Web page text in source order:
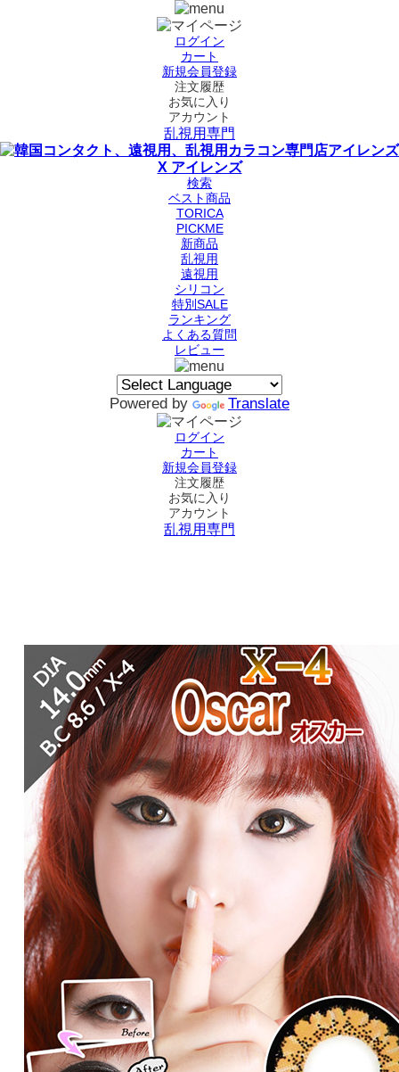
ログイン
カート
新規会員登録
注文履歴
お気に入り
アカウント
乱視用専門
検索
ベスト商品
TORICA
PICKME
新商品
乱視用
遠視用
シリコン
特別SALE
ランキング
よくある質問
レビュー
Powered by Translate
ログイン
カート
新規会員登録
注文履歴
お気に入り
アカウント
乱視用専門